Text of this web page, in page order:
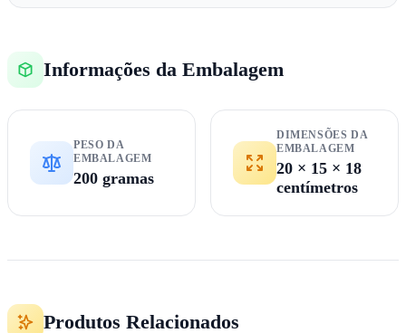
Informações da Embalagem
PESO DA
EMBALAGEM
200 gramas
DIMENSÕES DA
EMBALAGEM
20 × 15 × 18
centímetros
Produtos Relacionados